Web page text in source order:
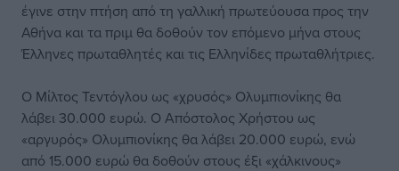
έγινε στην πτήση από τη γαλλική πρωτεύουσα προς την
Αθήνα και τα πριμ θα δοθούν τον επόμενο μήνα στους
Έλληνες πρωταθλητές και τις Ελληνίδες πρωταθλήτριες.
Ο Μίλτος Τεντόγλου ως «χρυσός» Ολυμπιονίκης θα
λάβει 30.000 ευρώ. Ο Απόστολος Χρήστου ως
«αργυρός» Ολυμπιονίκης θα λάβει 20.000 ευρώ, ενώ
από 15.000 ευρώ θα δοθούν στους έξι «χάλκινους»